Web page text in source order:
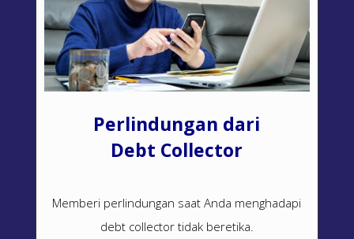
Perlindungan dari
Debt Collector
Memberi perlindungan saat Anda menghadapi
debt collector tidak beretika.